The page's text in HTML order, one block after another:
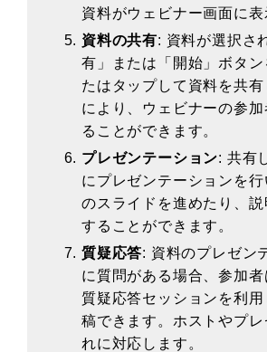
資料がウェビナー画面に表
資料の共有: 資料が選択さ
有」または「開始」ボタン
たはタップして資料を共
により、ウェビナーの参
ることができます。
プレゼンテーション: 共有
にプレゼンテーションを
のスライドを進めたり、説
することができます。
質疑応答: 資料のプレゼン
に質問がある場合、参加
質疑応答セッションを利
稿できます。ホストやプレ
れに対応します。